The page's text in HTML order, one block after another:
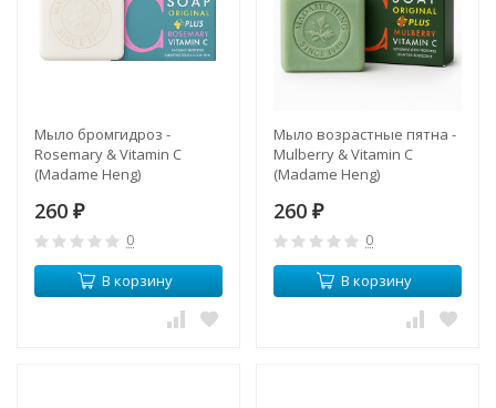
Мыло бромгидроз -
Rosemary & Vitamin С
(Madame Heng)
260 ₽
0
В корзину
Мыло возрастные пятна -
Mulberry & Vitamin С
(Madame Heng)
260 ₽
0
В корзину